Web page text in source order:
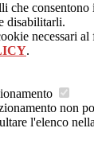
che
disabilitarli.
necessari
.
non
l'elenco